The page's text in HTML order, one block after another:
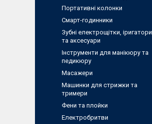
Портативні колонки
Смарт-годинники
Зубні електрощітки, іригатори
та аксесуари
Інструменти для манікюру та
педикюру
Масажери
Машинки для стрижки та
тримери
Фени та плойки
Електробритви